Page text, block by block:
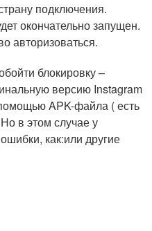
подключения.
окончательно запущен.
авторизоваться.
блокировку –
версию Instagram
APK-файла ( есть
в этом случае у
как:или другие